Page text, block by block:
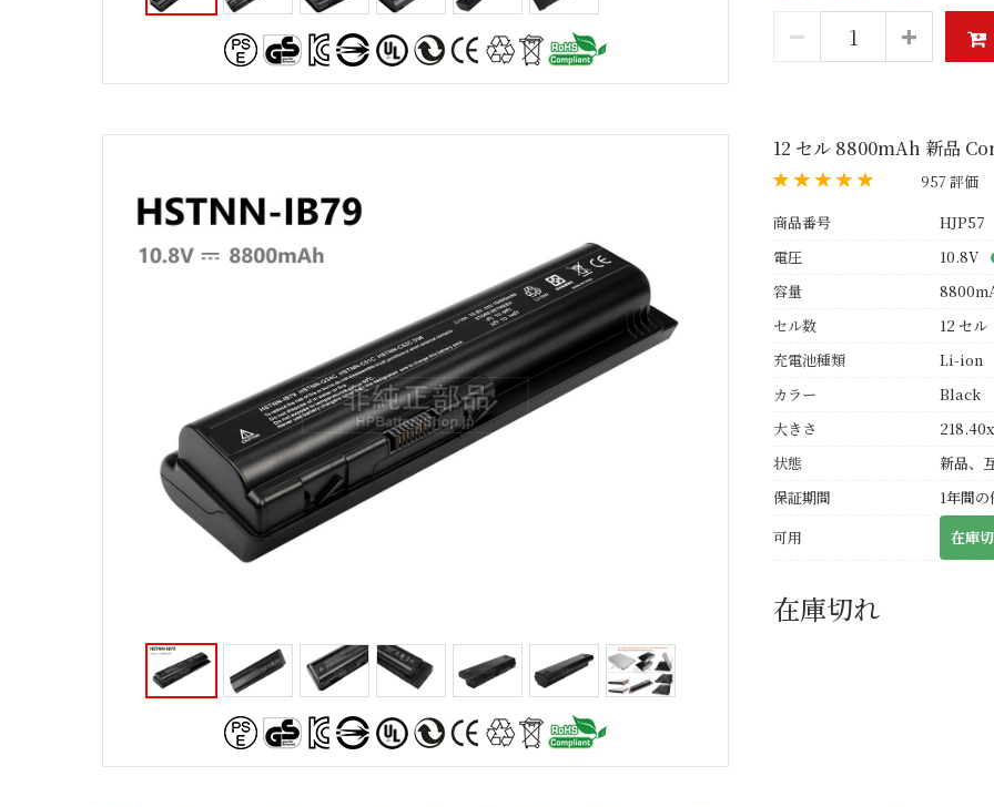
12 セル 8800mAh 新品
957 評価
商品番号
HJP57
電圧
10.8V
容量
セル数
12 セル
充電池種類
Li-ion
カラー
Black
大きさ
状態
新品、
保証期間
1年間
可用
在庫
在庫切れ